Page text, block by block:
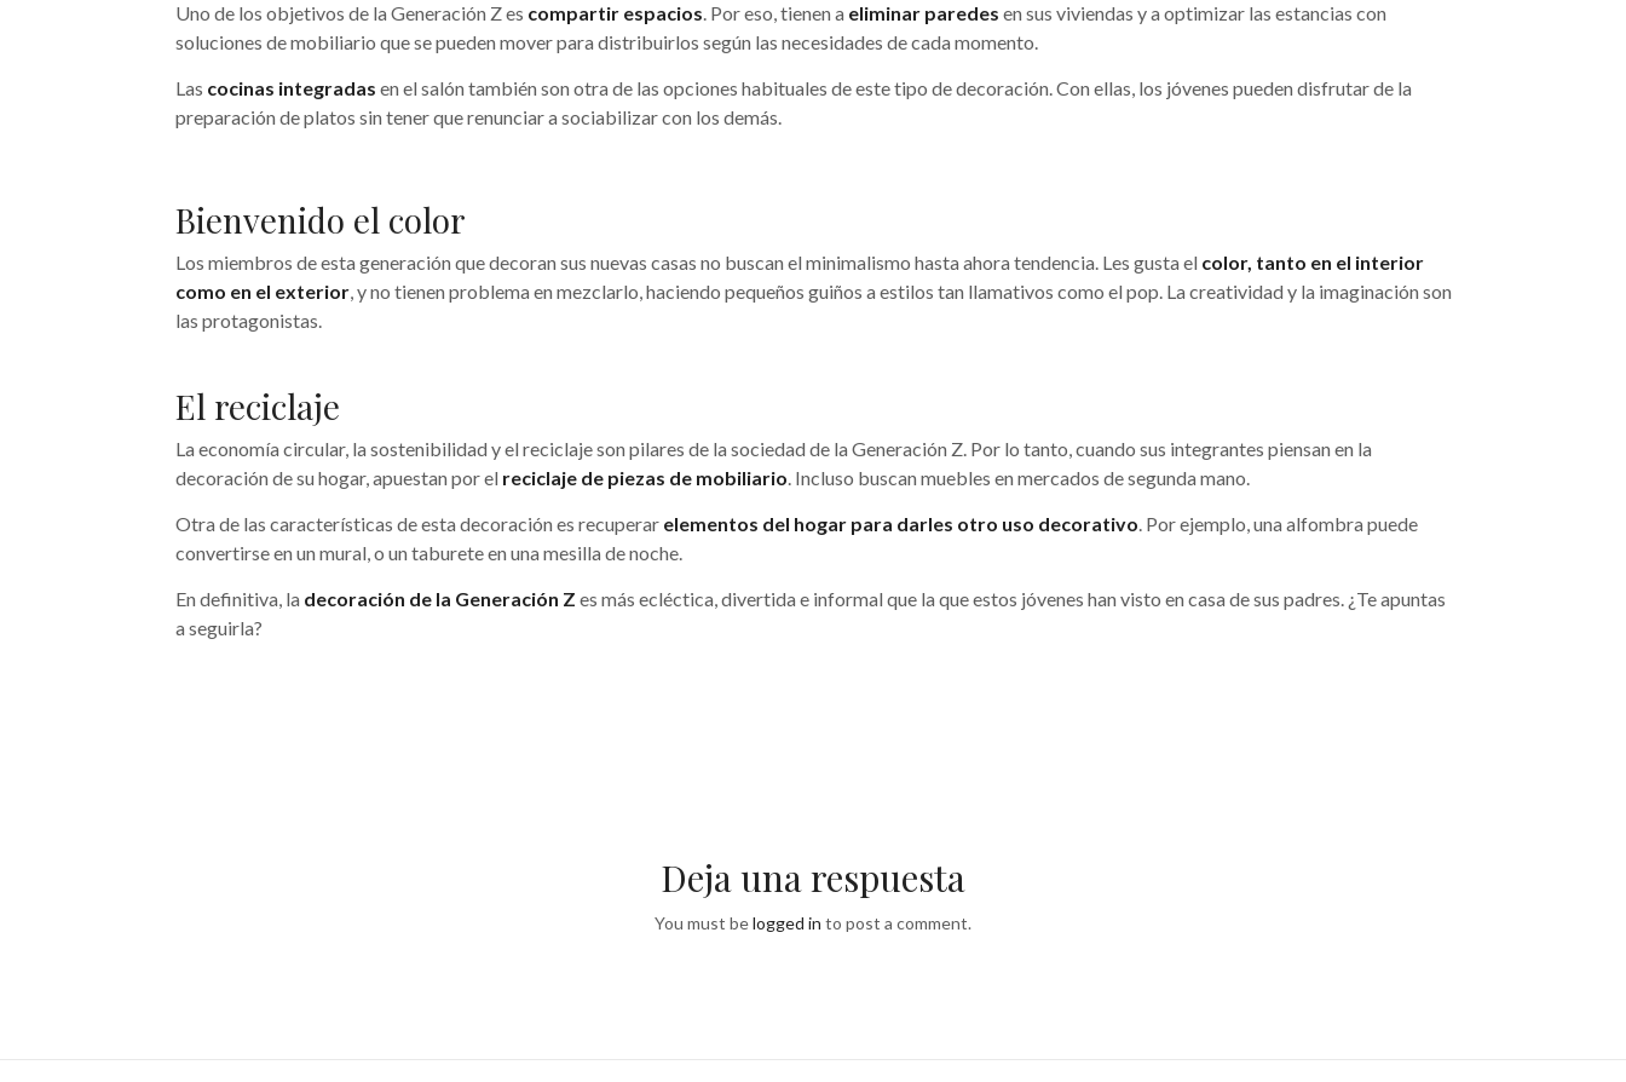
Uno de los objetivos de la Generación Z es compartir espacios. Por eso, tienen a eliminar paredes en sus viviendas y a optimizar las estancias con
soluciones de mobiliario que se pueden mover para distribuirlos según las necesidades de cada momento.
Las cocinas integradas en el salón también son otra de las opciones habituales de este tipo de decoración. Con ellas, los jóvenes pueden disfrutar de la
preparación de platos sin tener que renunciar a sociabilizar con los demás.
Bienvenido el color
Los miembros de esta generación que decoran sus nuevas casas no buscan el minimalismo hasta ahora tendencia. Les gusta el color, tanto en el interior
como en el exterior, y no tienen problema en mezclarlo, haciendo pequeños guiños a estilos tan llamativos como el pop. La creatividad y la imaginación son
las protagonistas.
El reciclaje
La economía circular, la sostenibilidad y el reciclaje son pilares de la sociedad de la Generación Z. Por lo tanto, cuando sus integrantes piensan en la
decoración de su hogar, apuestan por el reciclaje de piezas de mobiliario. Incluso buscan muebles en mercados de segunda mano.
Otra de las características de esta decoración es recuperar elementos del hogar para darles otro uso decorativo. Por ejemplo, una alfombra puede
convertirse en un mural, o un taburete en una mesilla de noche.
En definitiva, la decoración de la Generación Z es más ecléctica, divertida e informal que la que estos jóvenes han visto en casa de sus padres. ¿Te apuntas
a seguirla?
Deja una respuesta
You must belogged in to post a comment.